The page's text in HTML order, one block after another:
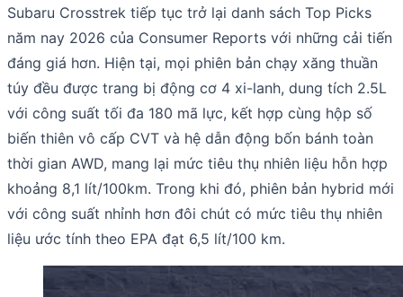
Subaru Crosstrek tiếp tục trở lại danh sách Top Picks
năm nay 2026 của Consumer Reports với những cải tiến
đáng giá hơn. Hiện tại, mọi phiên bản chạy xăng thuần
túy đều được trang bị động cơ 4 xi-lanh, dung tích 2.5L
với công suất tối đa 180 mã lực, kết hợp cùng hộp số
biến thiên vô cấp CVT và hệ dẫn động bốn bánh toàn
thời gian AWD, mang lại mức tiêu thụ nhiên liệu hỗn hợp
khoảng 8,1 lít/100km. Trong khi đó, phiên bản hybrid mới
với công suất nhỉnh hơn đôi chút có mức tiêu thụ nhiên
liệu ước tính theo EPA đạt 6,5 lít/100 km.